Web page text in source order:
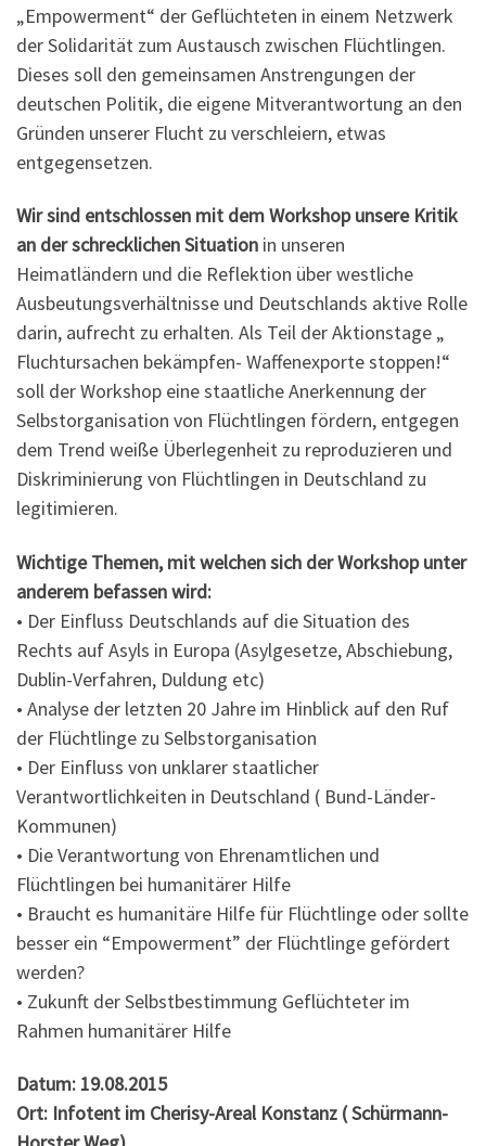
„Empowerment“ der Geflüchteten in einem Netzwerk
der Solidarität zum Austausch zwischen Flüchtlingen.
Dieses soll den gemeinsamen Anstrengungen der
deutschen Politik, die eigene Mitverantwortung an den
Gründen unserer Flucht zu verschleiern, etwas
entgegensetzen.
Wir sind entschlossen mit dem Workshop unsere Kritik
an der schrecklichen Situation in unseren
Heimatländern und die Reflektion über westliche
Ausbeutungsverhältnisse und Deutschlands aktive Rolle
darin, aufrecht zu erhalten. Als Teil der Aktionstage „
Fluchtursachen bekämpfen- Waffenexporte stoppen!“
soll der Workshop eine staatliche Anerkennung der
Selbstorganisation von Flüchtlingen fördern, entgegen
dem Trend weiße Überlegenheit zu reproduzieren und
Diskriminierung von Flüchtlingen in Deutschland zu
legitimieren.
Wichtige Themen, mit welchen sich der Workshop unter
anderem befassen wird:
• Der Einfluss Deutschlands auf die Situation des
Rechts auf Asyls in Europa (Asylgesetze, Abschiebung,
Dublin-Verfahren, Duldung etc)
• Analyse der letzten 20 Jahre im Hinblick auf den Ruf
der Flüchtlinge zu Selbstorganisation
• Der Einfluss von unklarer staatlicher
Verantwortlichkeiten in Deutschland ( Bund-Länder-
Kommunen)
• Die Verantwortung von Ehrenamtlichen und
Flüchtlingen bei humanitärer Hilfe
• Braucht es humanitäre Hilfe für Flüchtlinge oder sollte
besser ein “Empowerment” der Flüchtlinge gefördert
werden?
• Zukunft der Selbstbestimmung Geflüchteter im
Rahmen humanitärer Hilfe
Datum: 19.08.2015
Ort: Infotent im Cherisy-Areal Konstanz ( Schürmann-